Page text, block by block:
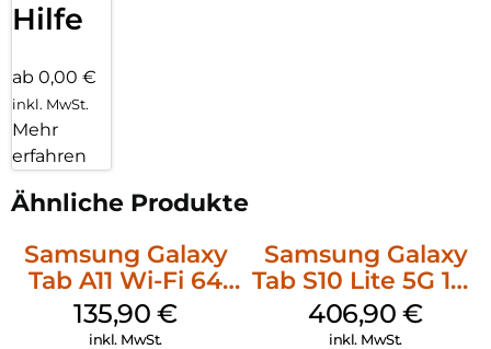
Hilfe
ab 0,00 €
inkl. MwSt.
Mehr
erfahren
Ähnliche Produkte
Samsung Galaxy
Tab A11 Wi-Fi 64
GB Silver
135,90€
inkl. MwSt.
Samsung Galaxy
Tab S10 Lite 5G 128
GB Silver
406,90€
inkl. MwSt.